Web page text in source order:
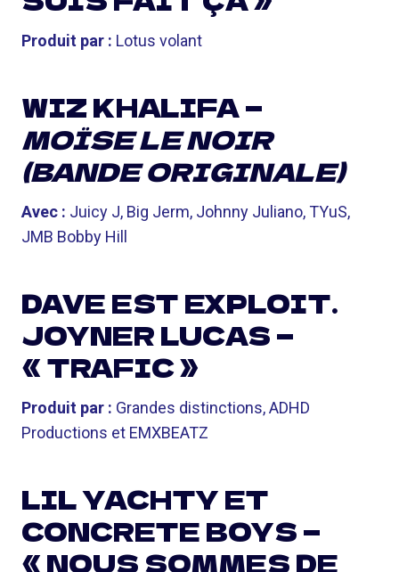
Produit par : Lotus volant
WIZ KHALIFA —
MOÏSE LE NOIR
(BANDE ORIGINALE)
Avec : Juicy J, Big Jerm, Johnny Juliano, TYuS,
JMB Bobby Hill
DAVE EST EXPLOIT.
JOYNER LUCAS —
« TRAFIC »
Produit par : Grandes distinctions, ADHD
Productions et EMXBEATZ
LIL YACHTY ET
CONCRETE BOYS —
« NOUS SOMMES DE